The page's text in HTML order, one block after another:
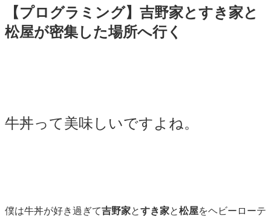
【プログラミング】吉野家とすき家と
松屋が密集した場所へ行く
牛丼って美味しいですよね。
僕は牛丼が好き過ぎて吉野家とすき家と松屋をヘビーローテ